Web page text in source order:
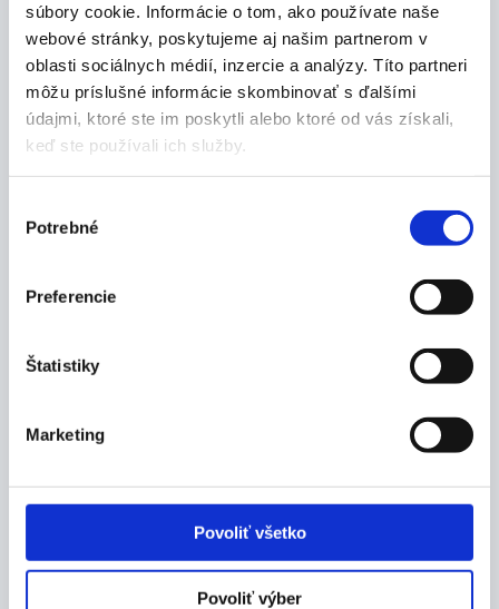
súbory cookie. Informácie o tom, ako používate naše
webové stránky, poskytujeme aj našim partnerom v
oblasti sociálnych médií, inzercie a analýzy. Títo partneri
môžu príslušné informácie skombinovať s ďalšími
údajmi, ktoré ste im poskytli alebo ktoré od vás získali,
keď ste používali ich služby.
súhlasu
Potrebné
Preferencie
Štatistiky
Marketing
Povoliť všetko
Povoliť výber
Popis produktu
Vlastnosti:
tampóny stáčané sú vyrobené z bielenej gázy -
100% bavlny, tkané v počte 17 nití / cm2
vyrábajú sa v ucelenej rade desiatich základných
veľkosti gázového prierezu, z ktorého je tampón
vtkaná RTG niť umožňuje kontrolu tampónu pri
röntgenovom vyšetrení
výrobca: BATIST Medical Productions s.r.o.,
Republic, www.batist.com, t.č.: +421 244 888
639, e-mail: info-sk@batisti.com
Rozmery:
Balenie: